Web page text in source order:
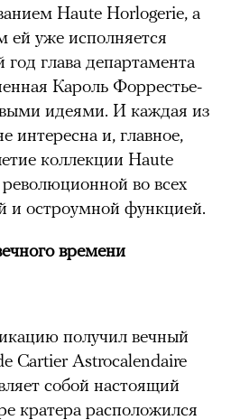
Haute Horlogerie, а
ей уже исполняется
глава департамента
Кароль Форрестье-
идеями. И каждая из
интересна и, главное,
коллекции Haute
во всех
и остроумной функцией.
времени
получил вечный
Cartier Astrocalendaire
собой настоящий
кратера расположился